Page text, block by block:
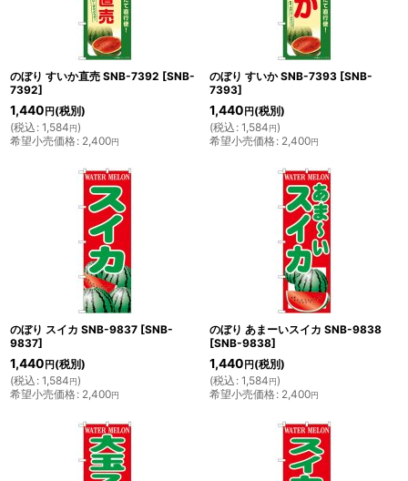
のぼり すいか直売 SNB-7392 [SNB-
7392]
1,440 円 (税別)
(税込 : 1,584円)
希望小売価格: 2,400円
のぼり すいか SNB-7393 [SNB-
7393]
1,440 円 (税別)
(税込 : 1,584円)
希望小売価格: 2,400円
のぼり スイカ SNB-9837 [SNB-
9837]
1,440 円 (税別)
(税込 : 1,584円)
希望小売価格: 2,400円
のぼり あまーいスイカ SNB-9838
[SNB-9838]
1,440 円 (税別)
(税込 : 1,584円)
希望小売価格: 2,400円